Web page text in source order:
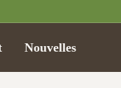
Nouvelles